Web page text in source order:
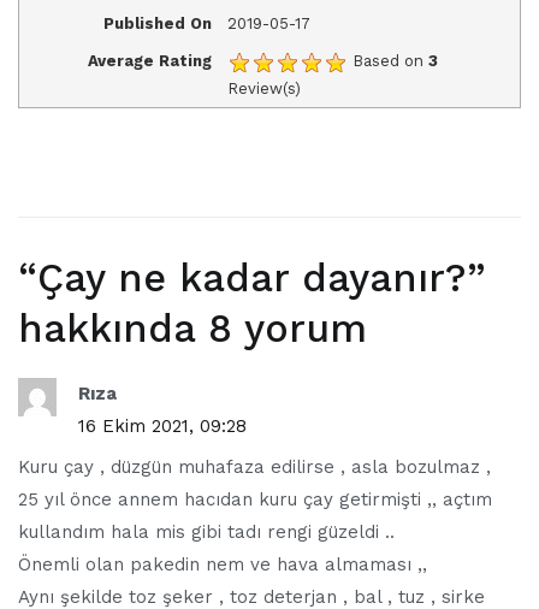
Published On 2019-05-17
Average Rating Based on 3
Review(s)
“Çay ne kadar dayanır?”
hakkında 8 yorum
Rıza
16 Ekim 2021, 09:28
Kuru çay , düzgün muhafaza edilirse , asla bozulmaz ,
25 yıl önce annem hacıdan kuru çay getirmişti ,, açtım
kullandım hala mis gibi tadı rengi güzeldi ..
Önemli olan pakedin nem ve hava almaması ,,
Aynı şekilde toz şeker , toz deterjan , bal , tuz , sirke